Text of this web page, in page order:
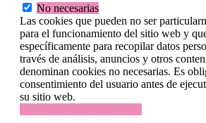
No necesarias
Las cookies que pueden no ser
para el funcionamiento del sitio web y
específicamente para recopilar datos
través de análisis, anuncios y otros
denominan cookies no necesarias. Es
consentimiento del usuario antes de
su sitio web.